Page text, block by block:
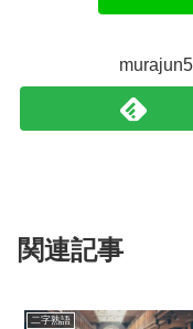
関連記事
二字熟語